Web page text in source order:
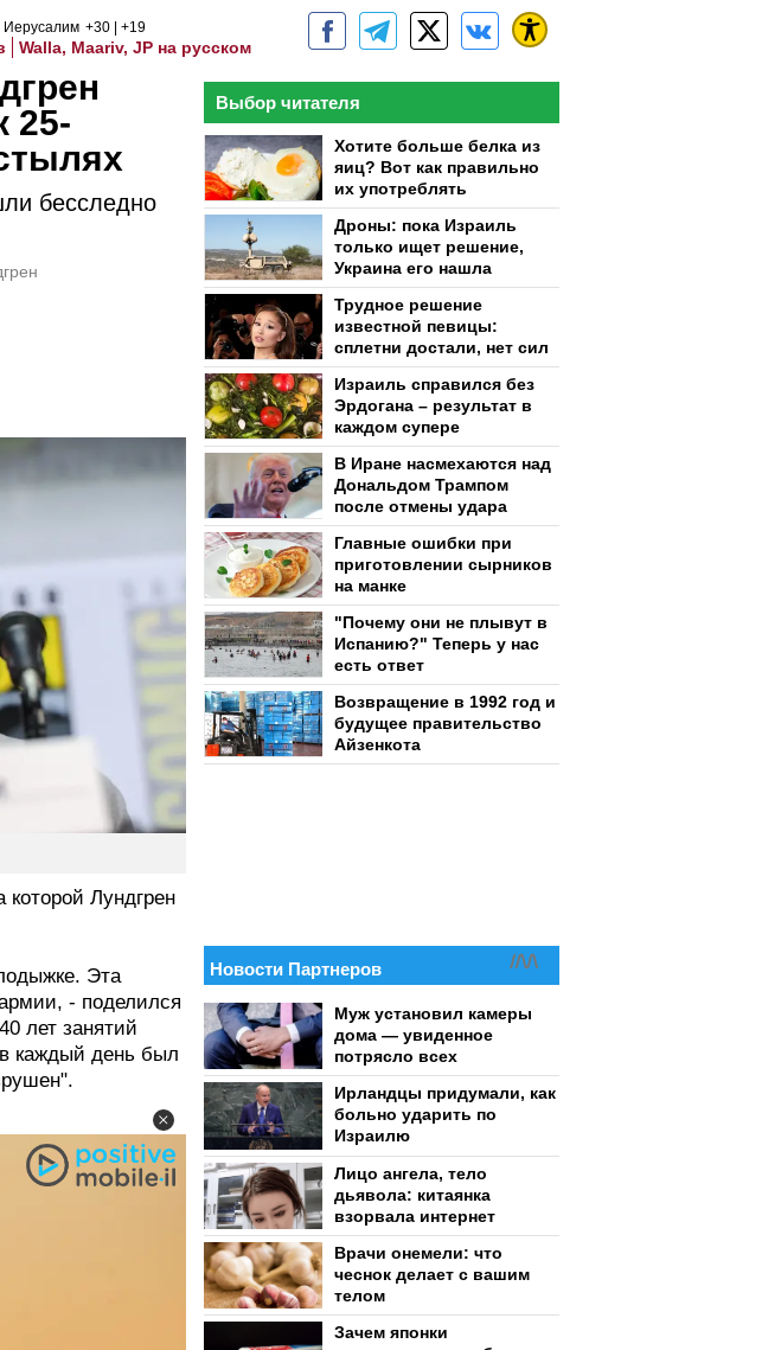
Иерусалим +30 +19
Walla, Maariv, JP на русском
25-
бесследно
Лундгрен
Эта
- поделился
лет занятий
каждый день был
Выбор читателя
Хотите больше белка из
яиц? Вот как правильно
их употреблять
Дроны: пока Израиль
только ищет решение,
Украина его нашла
Трудное решение
известной певицы:
сплетни достали, нет сил
Израиль справился без
Эрдогана – результат в
каждом супере
В Иране насмехаются над
Дональдом Трампом
после отмены удара
Главные ошибки при
приготовлении сырников
на манке
"Почему они не плывут в
Испанию?" Теперь у нас
есть ответ
Возвращение в 1992 год и
будущее правительство
Айзенкота